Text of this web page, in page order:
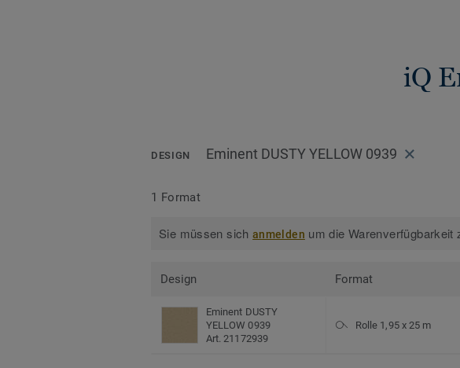
iQ
DESIGN Eminent DUSTY YELLOW 0939
1 Format
Sie müssen sichanmelden um die
Design Format
Eminent DUSTY
YELLOW 0939
Art. 21172939
Rolle 1,95 x 25 m